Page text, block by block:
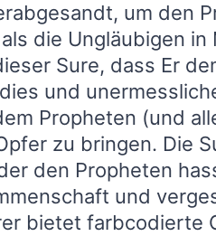
um den
die Ungläubigen in
Sure, dass Er
und
Propheten (und
zu bringen. Die
den Propheten
und
bietet farbcodierte